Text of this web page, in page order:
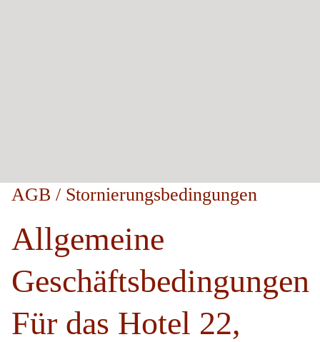
AGB / Stornierungsbedingungen
Allgemeine
Geschäftsbedingungen
Für das Hotel 22,